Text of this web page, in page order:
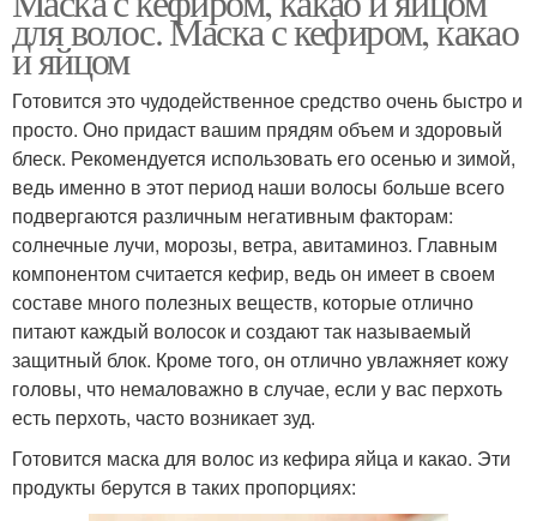
для волос. Маска с кефиром, какао
и яйцом
Готовится это чудодейственное средство очень быстро и
просто. Оно придаст вашим прядям объем и здоровый
блеск. Рекомендуется использовать его осенью и зимой,
ведь именно в этот период наши волосы больше всего
подвергаются различным негативным факторам:
солнечные лучи, морозы, ветра, авитаминоз. Главным
компонентом считается кефир, ведь он имеет в своем
составе много полезных веществ, которые отлично
питают каждый волосок и создают так называемый
защитный блок. Кроме того, он отлично увлажняет кожу
головы, что немаловажно в случае, если у вас перхоть
есть перхоть, часто возникает зуд.
Готовится маска для волос из кефира яйца и какао. Эти
продукты берутся в таких пропорциях: